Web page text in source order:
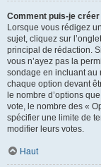
Comment puis-je créer
Lorsque vous rédigez
sujet, cliquez sur
principal de rédaction.
vous n’ayez pas la
sondage en incluant au
chaque option devant
le nombre d’options
vote, le nombre des «
spécifier une limite de
modifier leurs votes.
Haut